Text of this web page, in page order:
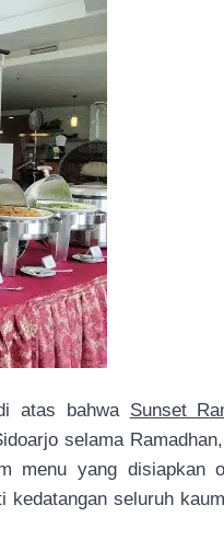
atas bahwa Sunset
selama
menu yang disiapkan
seluruh